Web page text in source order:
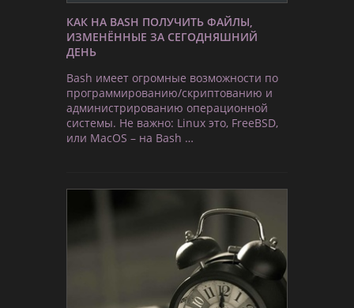
КАК НА BASH ПОЛУЧИТЬ ФАЙЛЫ,
ИЗМЕНЁННЫЕ ЗА СЕГОДНЯШНИЙ
ДЕНЬ
Bash имеет огромные возможности по
программированию/скриптованию и
администрированию операционной
системы. Не важно: Linux это, FreeBSD,
или MacOS – на Bash …